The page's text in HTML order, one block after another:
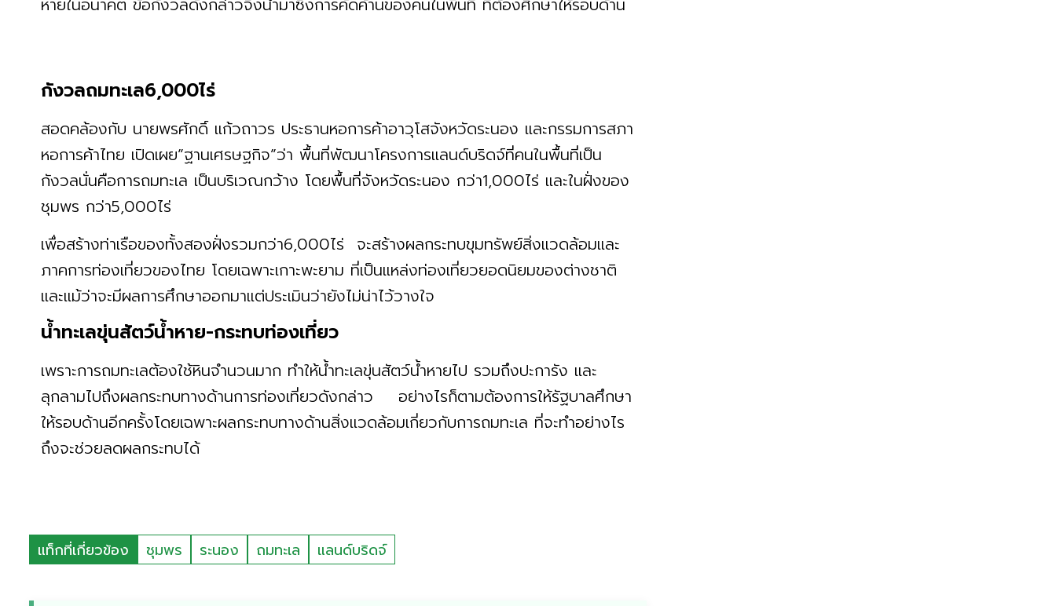
หายในอนาคต ข้อกังวลดังกล่าวจึงนำมาซึ่งการคัดค้านของคนในพื้นที่ ที่ต้องศึกษาให้รอบด้าน
กังวลถมทะเล6,000ไร่
สอดคล้องกับ นายพรศักดิ์ แก้วถาวร ประธานหอการค้าอาวุโสจังหวัดระนอง และกรรมการสภา
หอการค้าไทย เปิดเผย”ฐานเศรษฐกิจ”ว่า พื้นที่พัฒนาโครงการแลนด์บริดจ์ที่คนในพื้นที่เป็น
กังวลนั่นคือการถมทะเล เป็นบริเวณกว้าง โดยพื้นที่จังหวัดระนอง กว่า1,000ไร่ และในฝั่งของ
ชุมพร กว่า5,000ไร่
เพื่อสร้างท่าเรือของทั้งสองฝั่งรวมกว่า6,000ไร่ จะสร้างผลกระทบขุมทรัพย์สิ่งแวดล้อมและ
ภาคการท่องเที่ยวของไทย โดยเฉพาะเกาะพะยาม ที่เป็นแหล่งท่องเที่ยวยอดนิยมของต่างชาติ
และแม้ว่าจะมีผลการศึกษาออกมาแต่ประเมินว่ายังไม่น่าไว้วางใจ
น้ำทะเลขุ่นสัตว์น้ำหาย-กระทบท่องเที่ยว
เพราะการถมทะเลต้องใช้หินจำนวนมาก ทำให้น้ำทะเลขุ่นสัตว์น้ำหายไป รวมถึงปะการัง และ
ลุกลามไปถึงผลกระทบทางด้านการท่องเที่ยวดังกล่าว อย่างไรก็ตามต้องการให้รัฐบาลศึกษา
ให้รอบด้านอีกครั้งโดยเฉพาะผลกระทบทางด้านสิ่งแวดล้อมเกี่ยวกับการถมทะเล ที่จะทำอย่างไร
ถึงจะช่วยลดผลกระทบได้
แท็กที่เกี่ยวข้อง ชุมพร ระนอง ถมทะเล แลนด์บริดจ์